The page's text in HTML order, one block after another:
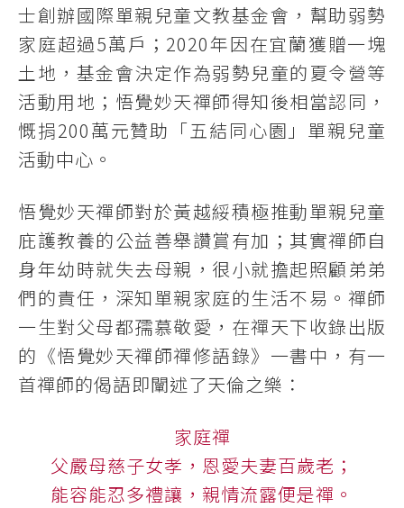
士創辦國際單親兒童文教基金會，幫助弱勢
家庭超過5萬戶；2020年因在宜蘭獲贈一塊
土地，基金會決定作為弱勢兒童的夏令營等
活動用地；悟覺妙天禪師得知後相當認同，
慨捐200萬元贊助「五結同心園」單親兒童
活動中心。
悟覺妙天禪師對於黃越綏積極推動單親兒童
庇護教養的公益善舉讚賞有加；其實禪師自
身年幼時就失去母親，很小就擔起照顧弟弟
們的責任，深知單親家庭的生活不易。禪師
一生對父母都孺慕敬愛，在禪天下收錄出版
的《悟覺妙天禪師禪修語錄》一書中，有一
首禪師的偈語即闡述了天倫之樂：
家庭禪
父嚴母慈子女孝，恩愛夫妻百歲老；
能容能忍多禮讓，親情流露便是禪。